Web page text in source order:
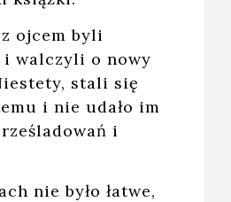
ojcem byli
walczyli o nowy
stali się
i nie udało im
i
nie było łatwe,